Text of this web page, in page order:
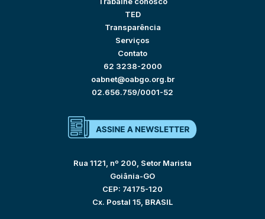
TED
Transparência
Serviços
Contato
62 3238-2000
oabnet@oabgo.org.br
02.656.759/0001-52
Rua 1121, nº 200, Setor Marista
Goiânia-GO
CEP: 74175-120
Cx. Postal 15, BRASIL